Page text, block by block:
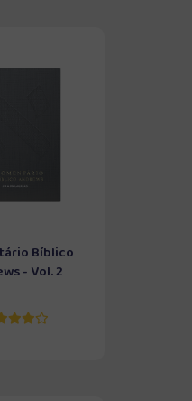
Bíblico
- Vol. 2